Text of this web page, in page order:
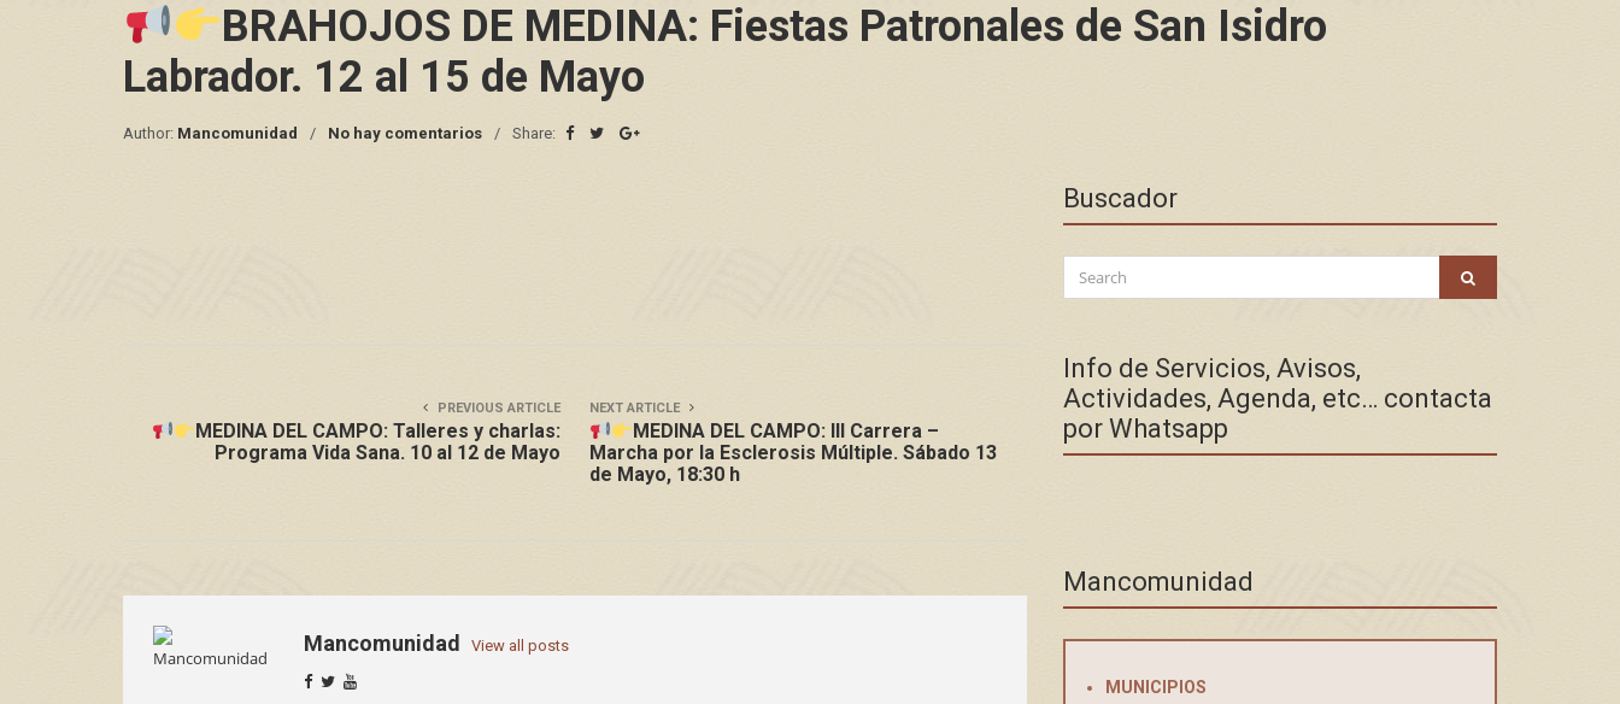
BRAHOJOS DE MEDINA: Fiestas Patronales de San Isidro
Labrador. 12 al 15 de Mayo
Author: Mancomunidad No hay comentarios Share:
PREVIOUS ARTICLE
MEDINA DEL CAMPO: Talleres y charlas:
Programa Vida Sana. 10 al 12 de Mayo
NEXT ARTICLE
MEDINA DEL CAMPO: III Carrera –
Marcha por la Esclerosis Múltiple. Sábado 13
de Mayo, 18:30 h
Mancomunidad View all posts
Buscador
Search
for:
Info de Servicios, Avisos,
Actividades, Agenda, etc… contacta
por Whatsapp
Mancomunidad
MUNICIPIOS